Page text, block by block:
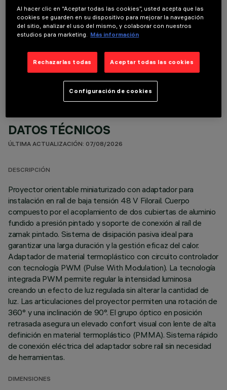
COMPONENTES OPCIONALES
DATOS TÉCNICOS
ÚLTIMA ACTUALIZACIÓN: 07/08/2026
DESCRIPCIÓN
Proyector orientable miniaturizado con adaptador para
instalación en raíl de baja tensión 48 V Filorail. Cuerpo
compuesto por el acoplamiento de dos cubiertas de aluminio
fundido a presión pintado y soporte de conexión al raíl de
zamak pintado. Sistema de disipación pasiva ideal para
garantizar una larga duración y la gestión eficaz del calor.
Adaptador de material termoplástico con circuito controlador
con tecnología PWM (Pulse With Modulation). La tecnología
integrada PWM permite regular la intensidad luminosa
creando un efecto de luz regulada sin alterar la cantidad de
luz. Las articulaciones del proyector permiten una rotación de
360° y una inclinación de 90°. El grupo óptico en posición
retrasada asegura un elevado confort visual con lente de alta
definición en material termoplástico (PMMA). Sistema rápido
de conexión eléctrica del adaptador sobre raíl sin necesidad
de herramientas.
DIMENSIONES
Al hacer clic en “Aceptar todas las cookies”, usted acepta que las
cookies se guarden en su dispositivo para mejorar la navegación
del sitio, analizar el uso del mismo, y colaborar con nuestros
estudios para marketing. Más información
Rechazarlas todas Aceptar todas las cookies
Configuración de cookies